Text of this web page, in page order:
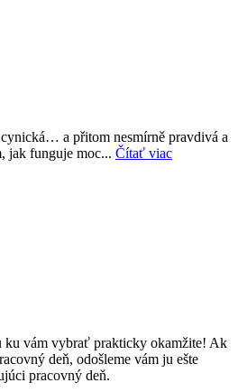
a přitom nesmírně pravdivá a
jak funguje moc... Čítať viac
ku vám vybrať prakticky okamžite! Ak
deň, odošleme vám ju ešte
pracovný deň.